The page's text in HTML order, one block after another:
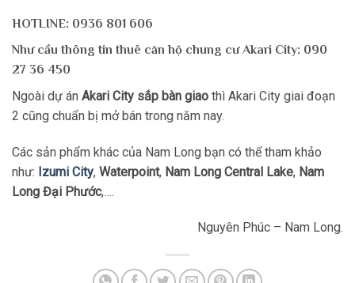
HOTLINE: 0936 801 606
Như cầu thông tin thuê căn hộ chung cư Akari City: 090
27 36 450
Ngoài dự án Akari City sắp bàn giao thì Akari City giai đoạn
2 cũng chuẩn bị mở bán trong năm nay.
Các sản phẩm khác của Nam Long bạn có thể tham khảo
như: Izumi City, Waterpoint, Nam Long Central Lake, Nam
Long Đại Phước,….
Nguyên Phúc – Nam Long.